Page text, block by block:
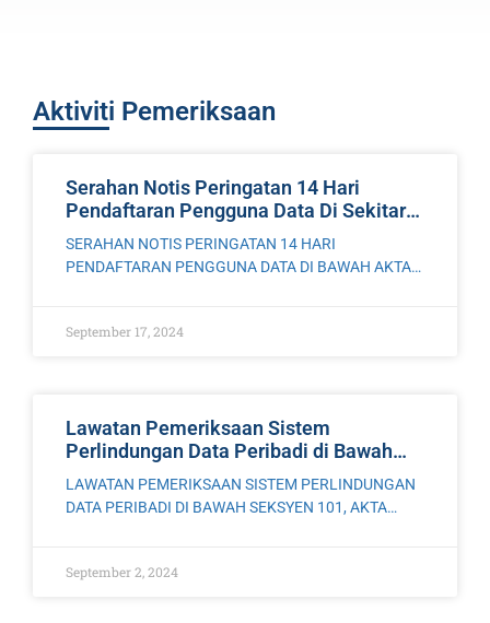
Aktiviti Pemeriksaan
Serahan Notis Peringatan 14 Hari
Pendaftaran Pengguna Data Di Sekitar
Bandar Larkin, Johor
SERAHAN NOTIS PERINGATAN 14 HARI
PENDAFTARAN PENGGUNA DATA DI BAWAH AKTA
Penguatkuasa Pejabat Pesuruhjaya Perlindungan
September 17, 2024
Lawatan Pemeriksaan Sistem
Perlindungan Data Peribadi di Bawah
Seksyen 101, Akta 709 ke Atas Mindtech
Education Sdn. Bhd., Kota Damansara,
Selangor
LAWATAN PEMERIKSAAN SISTEM PERLINDUNGAN
DATA PERIBADI DI BAWAH SEKSYEN 101, AKTA
DAMANSARA, SELANGOR Pasukan Penguatkuasa
September 2, 2024